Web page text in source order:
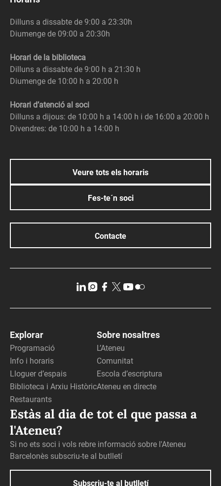
Dilluns a dissabte de 9:00 a 23:30h
Diumenge de 09:00 a 20:30h
Horari de la biblioteca
Dilluns a dissabte de 9:00 h a 21:30 h
Diumenge de 10:00 h a 20:00 h
Horari d’atenció al soci
Dilluns a dijous: de 10:00 h a 14:00 h i de 16:00 a 20:00 h
Divendres: de 10:00 h a 14:00 h
Veure tots els horaris
Fes-te´n soci
Contacte
Explorar
Programació
Info i horaris
Lloguer d’espais
Biblioteca i Arxiu Històric
Restaurants
Sobre nosaltres
L’Ateneu
Comunitat
Escola d’escriptura
Ateneu en directe
Estàs al dia de tot el que passa a
l'Ateneu?
Si no ets soci i vols rebre informació sobre l'Ateneu
Barcelonès subscriu-te al butlletí
Subscriu-te al butlletí